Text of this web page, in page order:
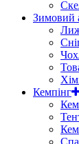
Зимовий
Кемпінг